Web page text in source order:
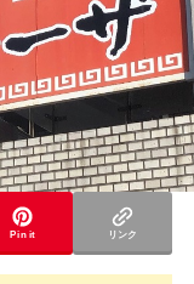
Pin it リンク